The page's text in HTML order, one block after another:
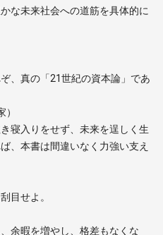
な未来社会への道筋を具体的に
、真の「21世紀の資本論」であ
寝入りをせず、未来を逞しく生
、本書は間違いなく力強い支え
目せよ。
余暇を増やし、格差もなくな